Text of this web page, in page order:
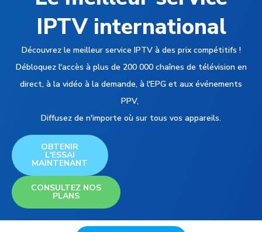
IPTV international
Découvrez le meilleur service IPTV à des prix compétitifs !
Débloquez l'accès à plus de 200 000 chaînes de télévision en
direct, à la vidéo à la demande, à l'EPG et aux événements
PPV,
Diffusez de n'importe où sur tous vos appareils.
OBTENIR
L'ESSAI
MAINTENANT
CONSULTEZ NOS
PLANS